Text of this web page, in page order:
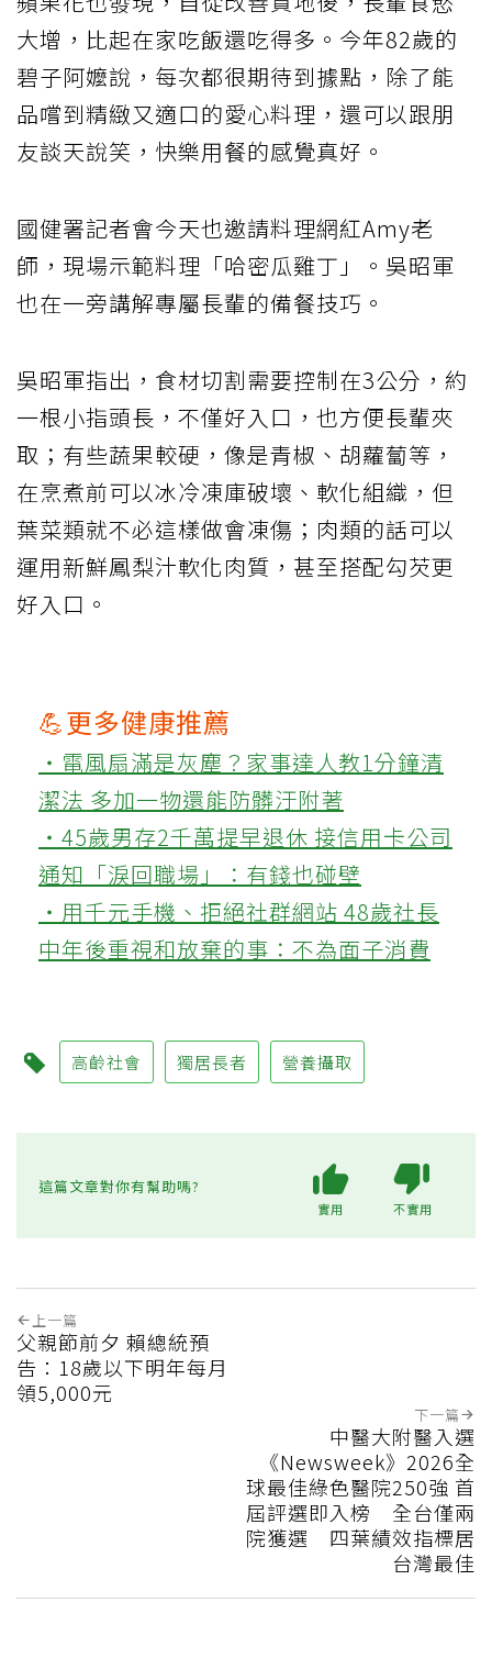
大增，比起在家吃飯還吃得多。今年82歲的
碧子阿嬤說，每次都很期待到據點，除了能
品嚐到精緻又適口的愛心料理，還可以跟朋
友談天說笑，快樂用餐的感覺真好。
國健署記者會今天也邀請料理網紅Amy老
師，現場示範料理「哈密瓜雞丁」。吳昭軍
也在一旁講解專屬長輩的備餐技巧。
吳昭軍指出，食材切割需要控制在3公分，約
一根小指頭長，不僅好入口，也方便長輩夾
取；有些蔬果較硬，像是青椒、胡蘿蔔等，
在烹煮前可以冰冷凍庫破壞、軟化組織，但
葉菜類就不必這樣做會凍傷；肉類的話可以
運用新鮮鳳梨汁軟化肉質，甚至搭配勾芡更
好入口。
💪更多健康推薦
‧電風扇滿是灰塵？家事達人教1分鐘清
潔法 多加一物還能防髒汙附著
‧45歲男存2千萬提早退休 接信用卡公司
通知「淚回職場」：有錢也碰壁
‧用千元手機、拒絕社群網站 48歲社長
中年後重視和放棄的事：不為面子消費
高齡社會 獨居長者 營養攝取
這篇文章對你有幫助嗎?
實用 不實用
上一篇
父親節前夕 賴總統預
告：18歲以下明年每月
領5,000元
下一篇
中醫大附醫入選
《Newsweek》2026全
球最佳綠色醫院250強 首
屆評選即入榜 全台僅兩
院獲選 四葉績效指標居
台灣最佳